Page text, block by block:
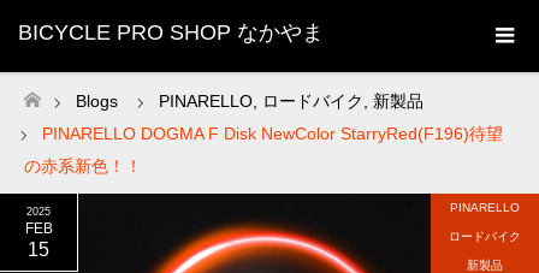
BICYCLE PRO SHOP なかやま
ホーム
Blogs PINARELLO ロードバイク
新製品
PINARELLO DOGMA F Disk NewColor StarryRed(F196)待望
の赤系新色！！
2025
FEB
15
PINARELLO
ロードバイク
新製品